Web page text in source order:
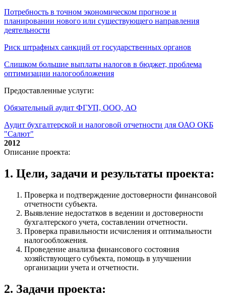
Потребность в точном экономическом прогнозе и
планировании нового или существующего направления
деятельности
Риск штрафных санкций от государственных органов
Слишком большие выплаты налогов в бюджет, проблема
оптимизации налогообложения
Предоставленные услуги:
Обязательный аудит ФГУП, ООО, АО
Аудит бухгалтерской и налоговой отчетности для ОАО ОКБ
"Салют"
2012
Описание проекта:
1. Цели, задачи и результаты проекта:
Проверка и подтверждение достоверности финансовой
отчетности субъекта.
Выявление недостатков в ведении и достоверности
бухгалтерского учета, составлении отчетности.
Проверка правильности исчисления и оптимальности
налогообложения.
Проведение анализа финансового состояния
хозяйствующего субъекта, помощь в улучшении
организации учета и отчетности.
2. Задачи проекта: